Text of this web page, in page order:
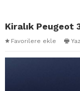
Kiralık Peugeot
Favorilere ekle